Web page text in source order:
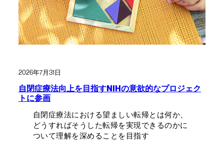
2026年7月31日
自閉症療法向上を目指すNIHの意欲的なプロジェク
トに参画
自閉症療法における望ましい転帰とは何か、
どうすればそうした転帰を実現できるのかに
ついて理解を深めることを目指す